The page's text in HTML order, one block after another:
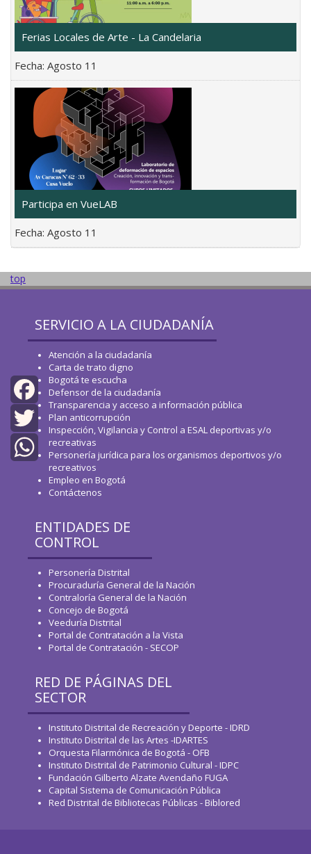
Facebook
Twitter
WhatsApp
Ferias Locales de Arte - La Candelaria
Fecha: Agosto 11
Participa en VueLAB
Fecha: Agosto 11
top
SERVICIO A LA CIUDADANÍA
Atención a la ciudadanía
Carta de trato digno
Bogotá te escucha
Defensor de la ciudadanía
Transparencia y acceso a información pública
Plan anticorrupción
Inspección, Vigilancia y Control a ESAL deportivas y/o
recreativas
Personería jurídica para los organismos deportivos y/o
recreativos
Empleo en Bogotá
Contáctenos
ENTIDADES DE
CONTROL
Personería Distrital
Procuraduría General de la Nación
Contraloría General de la Nación
Concejo de Bogotá
Veeduría Distrital
Portal de Contratación a la Vista
Portal de Contratación - SECOP
RED DE PÁGINAS DEL
SECTOR
Instituto Distrital de Recreación y Deporte - IDRD
Instituto Distrital de las Artes -IDARTES
Orquesta Filarmónica de Bogotá - OFB
Instituto Distrital de Patrimonio Cultural - IDPC
Fundación Gilberto Alzate Avendaño FUGA
Capital Sistema de Comunicación Pública
Red Distrital de Bibliotecas Públicas - Biblored